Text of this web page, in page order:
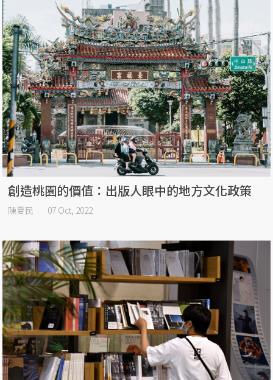
創造桃園的價值：出版人眼中的地方文化政策
陳夏民 07 Oct, 2022